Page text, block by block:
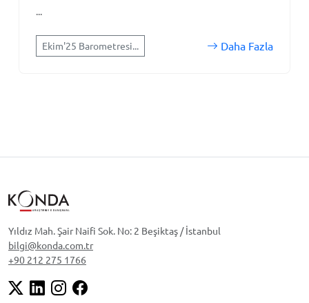
...
Ekim'25 Barometresi... Daha Fazla
Yıldız Mah. Şair Naifi Sok. No: 2 Beşiktaş / İstanbul
bilgi@konda.com.tr
+90 212 275 1766